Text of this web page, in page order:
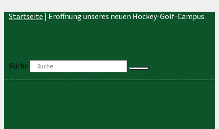
Inhalt
Startseite | Eröffnung unseres neuen Hockey-Golf-Campus
Suche